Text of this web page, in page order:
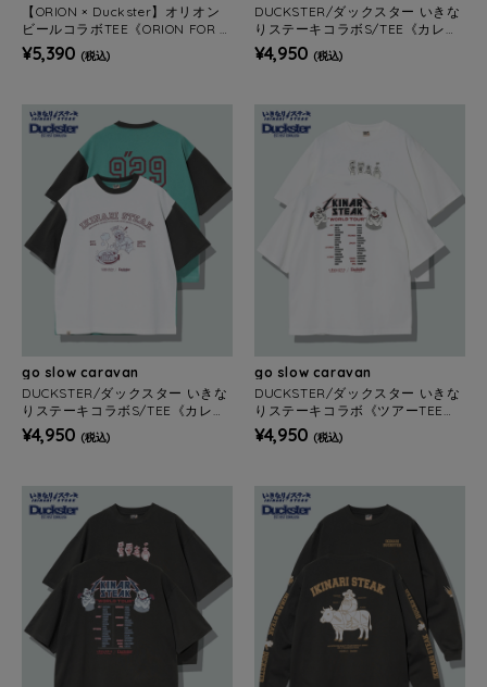
【ORION × Duckster】オリオン
ビールコラボTEE《ORION FOR A
LL》(MENS)
¥5,390 (税込)
DUCKSTER/ダックスター いきな
りステーキコラボS/TEE《カレッ
ジ》(MENS)
¥4,950 (税込)
go slow caravan
DUCKSTER/ダックスター いきな
りステーキコラボS/TEE《カレッ
ジ》(MENS)
¥4,950 (税込)
go slow caravan
DUCKSTER/ダックスター いきな
りステーキコラボ《ツアーTEE》
(MENS)
¥4,950 (税込)